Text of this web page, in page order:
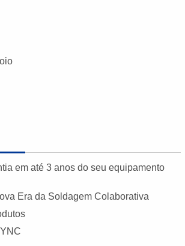
em até 3 anos do seu equipamento
Era da Soldagem Colaborativa